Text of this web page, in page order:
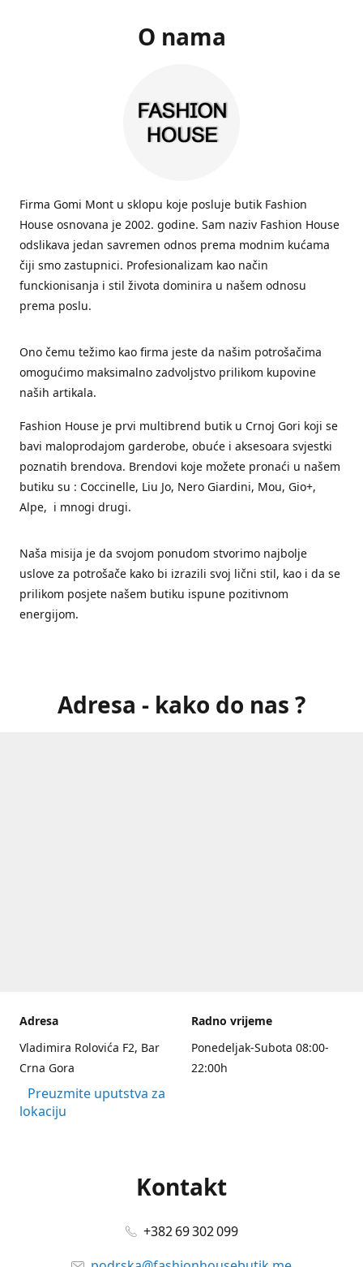
O nama
Firma Gomi Mont u sklopu koje posluje butik Fashion
House osnovana je 2002. godine. Sam naziv Fashion House
odslikava jedan savremen odnos prema modnim kućama
čiji smo zastupnici. Profesionalizam kao način
funckionisanja i stil života dominira u našem odnosu
prema poslu.
Ono čemu težimo kao firma jeste da našim potrošačima
omogućimo maksimalno zadvoljstvo prilikom kupovine
naših artikala.
Fashion House je prvi multibrend butik u Crnoj Gori koji se
bavi maloprodajom garderobe, obuće i aksesoara svjestki
poznatih brendova. Brendovi koje možete pronaći u našem
butiku su : Coccinelle, Liu Jo, Nero Giardini, Mou, Gio+,
Alpe, i mnogi drugi.
Naša misija je da svojom ponudom stvorimo najbolje
uslove za potrošače kako bi izrazili svoj lični stil, kao i da se
prilikom posjete našem butiku ispune pozitivnom
energijom.
Adresa - kako do nas ?
Adresa
Vladimira Rolovića F2, Bar
Crna Gora
Preuzmite uputstva za
lokaciju
Radno vrijeme
Ponedeljak-Subota 08:00-
22:00h
Kontakt
+382 69 302 099